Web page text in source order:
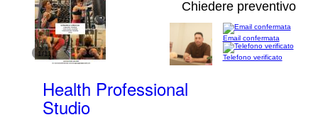
1/11
Chiedere preventivo
Health Professional
Studio
Email confermata
Telefono verificato